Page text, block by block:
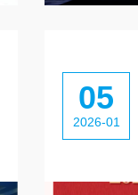
05
2026-01